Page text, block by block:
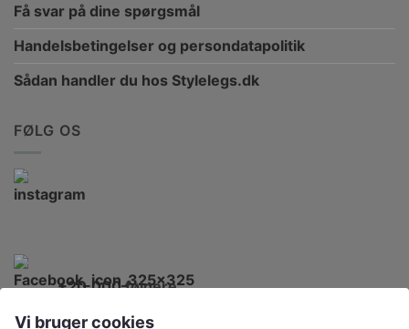
Få svar på dine spørgsmål
Handelsbetingelser og persondatapolitik
Sådan handler du hos Stylelegs.dk
FØLG OS
+20.000følgere
Vi bruger cookies